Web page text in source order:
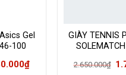
Gel
100
₫Giá
GIÀY TENNIS
2.650.000₫